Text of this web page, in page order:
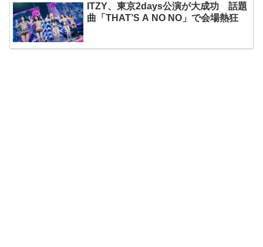
ITZY、東京2days公演が大成功 話題
曲「THAT’S A NO NO」で会場熱狂